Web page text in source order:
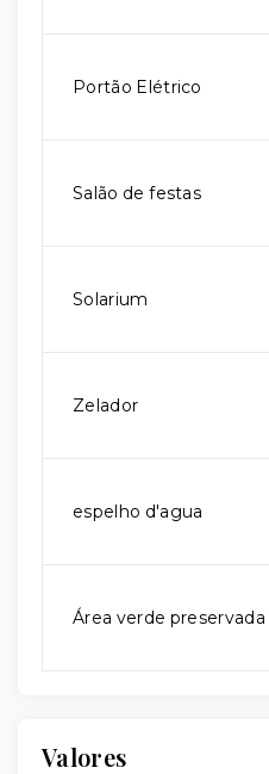
Portão Elétrico
Salão de festas
Solarium
Zelador
espelho d'agua
Área verde preservada
Valores